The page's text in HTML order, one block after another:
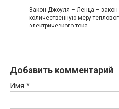
Закон Джоуля – Ленца –
количественную меру
электрического тока.
Добавить комментарий
Имя *